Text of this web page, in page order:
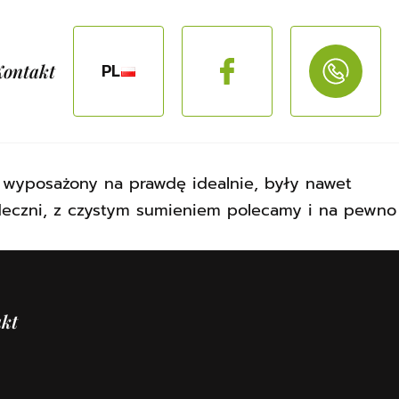
PL
na prawdę idealnie, były nawet
z czystym sumieniem polecamy i na pewno